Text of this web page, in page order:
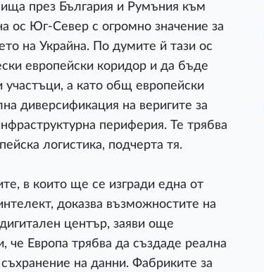
през България и Румъния към
ос Юг-Север с огромно значение за
на Украйна. По думите й тази ос
европейски коридор и да бъде
а като общ европейски
диверсификация на веригите за
периферия. Те трябва
логистика, подчерта тя.
в които ще се изгради една от
доказва възможностите на
център, заяви още
че Европа трябва да създаде реална
на данни. Фабриките за